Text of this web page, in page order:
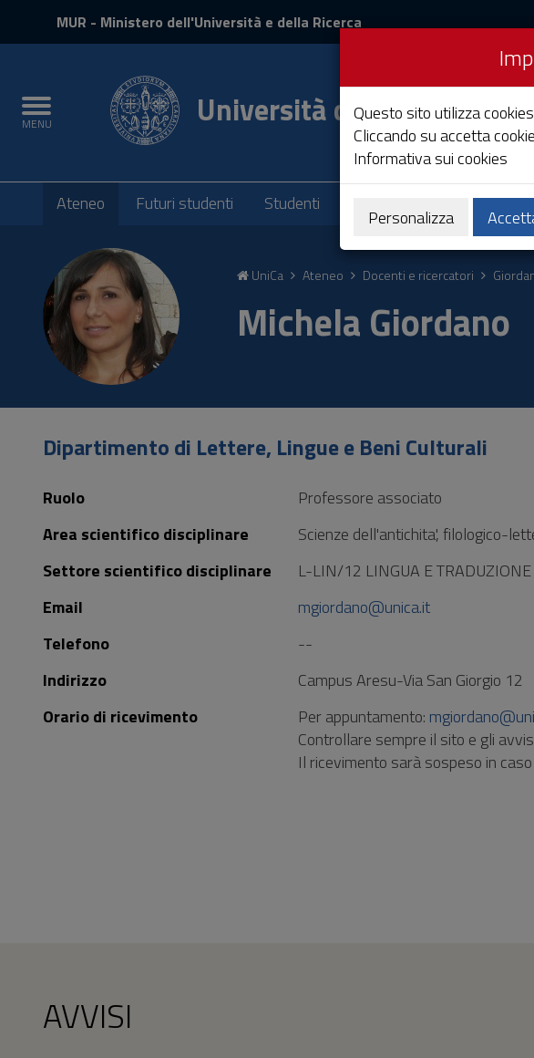
Contenuto
navigazione
MUR - Ministero dell'Università e della Ricerca
Toggle
navigation
MENU Università degli Studi di
Submenu
Ateneo Futuri studenti Studenti Ricerca
UniCa Ateneo Docenti e ricercatori
Michela Giordano
Dipartimento di Lettere, Lingue e Beni Culturali
Ruolo
Professore associato
Area scientifico disciplinare
Scienze dell'antichita', filologico-
Settore scientifico disciplinare
L-LIN/12 LINGUA E
Email
mgiordano@unica.it
Telefono
--
Indirizzo
Campus Aresu-Via San Giorgio 12
Orario di ricevimento
Per appuntamento:
Controllare sempre il sito e gli
Il ricevimento sarà sospeso in
AVVISI
Questo sito utilizza
Cliccando su accetta
Informativa sui cookies
Personalizza